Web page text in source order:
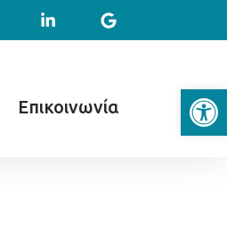
Επικοινωνία